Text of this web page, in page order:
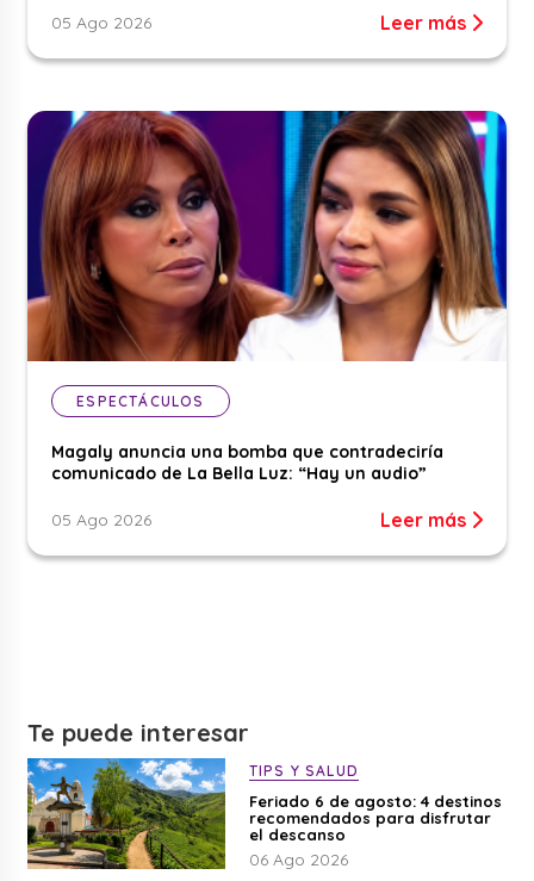
05 Ago 2026 Leer más
ESPECTÁCULOS
Magaly anuncia una bomba que contradeciría
comunicado de La Bella Luz: “Hay un audio”
05 Ago 2026 Leer más
Te puede interesar
TIPS Y SALUD
Feriado 6 de agosto: 4 destinos
recomendados para disfrutar
el descanso
06 Ago 2026